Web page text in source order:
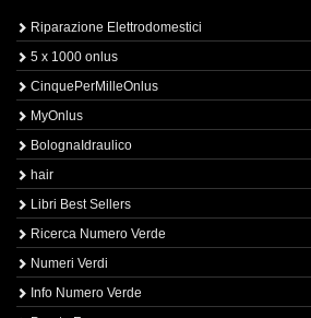
Riparazione Elettrodomestici
5 x 1000 onlus
CinquePerMilleOnlus
MyOnlus
BolognaIdraulico
hair
Libri Best Sellers
Ricerca Numero Verde
Numeri Verdi
Info Numero Verde